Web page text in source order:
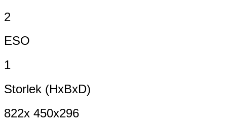
2
ESO
1
Storlek (HxBxD)
822x 450x296